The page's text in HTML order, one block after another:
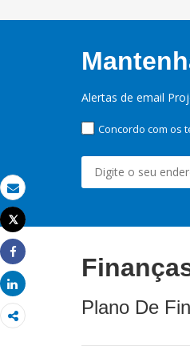
Email
Imprimir
Tweet
Share
Share
Alertas de email
Concordo com os
Plano De